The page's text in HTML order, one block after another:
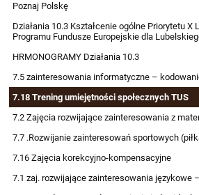
Poznaj Polskę
Działania 10.3 Kształcenie ogólne Priorytetu X
Programu Fundusze Europejskie dla
HRMONOGRAMY Działania 10.3
7.5 zainteresowania informatyczne –
7.18 Trening umiejętności społecznych TUS
7.2 Zajęcia rozwijające zainteresowania z
7.7 .Rozwijanie zainteresowań sportowych
7.16 Zajęcia korekcyjno-kompensacyjne
7.1 zaj. rozwijające zainteresowania językowe